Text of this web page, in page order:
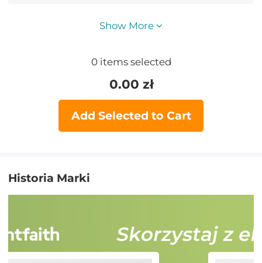
Show More
0items selected
0.00 zł
Add Selected to Cart
Historia Marki